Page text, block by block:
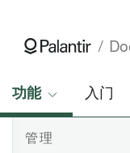
功能 入门
管理